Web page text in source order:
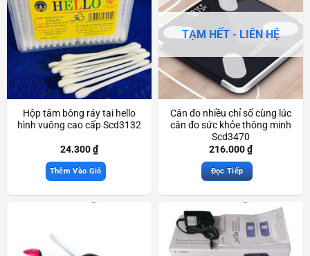
Hộp tăm bông ráy tai hello
hình vuông cao cấp Scd3132
24.300₫
Thêm Vào Giỏ
TẠM HẾT - LIÊN HỆ
Cân đo nhiều chỉ số cùng lúc
cân đo sức khỏe thông minh
Scd3470
216.000₫
Đọc Tiếp